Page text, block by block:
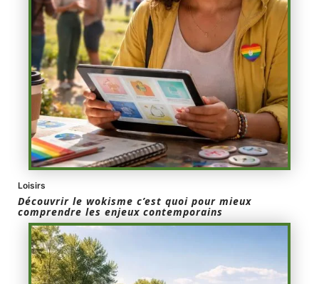
Loisirs
Découvrir le wokisme c’est quoi pour mieux
comprendre les enjeux contemporains